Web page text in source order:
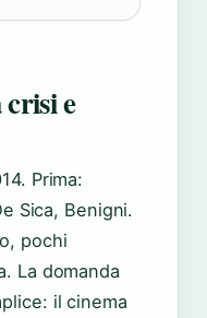
e
Prima:
Sica, Benigni.
pochi
La domanda
il cinema